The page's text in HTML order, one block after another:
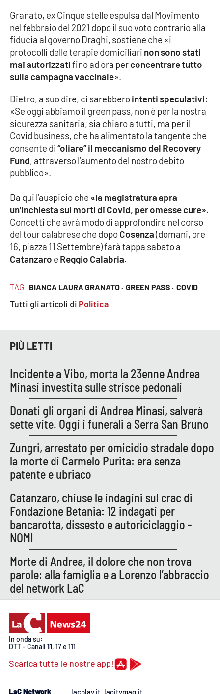
Good Morning Vietnam
Parchi Marini Calabria
Leggendo Alvaro insieme
Le perfidie di Antonella Grippo
Venti di comunicazione
STREAMING
LaC TV
LaC Network
LaC OnAir
EDIZIONI
LOCALI
Catanzaro
Reggio Calabria
Cosenza
Lamezia Terme
PROGETTI
SPECIALI
Buona Sanità Calabria
LA
CALABRIAVISIONE
Destinazioni
Eventi
Storie
TAG BIANCA LAURA GRANATO · GREEN PASS · COVID
Tutti gli articoli di Politica
Granato, ex Cinque stelle espulsa dal Movimento
nel febbraio del 2021 dopo il suo voto contrario alla
fiducia al governo Draghi, sostiene che «i
protocolli delle terapie domiciliari non sono stati
mai autorizzatifino ad ora perconcentrare tutto
sulla campagna vaccinale».
Dietro, a suo dire, ci sarebberointenti speculativi:
«Se oggi abbiamo il green pass, non è per la nostra
sicurezza sanitaria, sia chiaro a tutti, ma per il
Covid business, che ha alimentato la tangente che
consente di“oliare” il meccanismo del Recovery
Fund, attraverso l’aumento del nostro debito
pubblico».
Da qui l’auspicio che «la magistratura apra
un’inchiesta sui morti di Covid, per omesse cure».
Concetti che avrà modo di approfondire nel corso
del tour calabrese che dopoCosenza(domani, ore
16, piazza 11 Settembre) farà tappa sabato a
Catanzaro e Reggio Calabria.
PIÙ LETTI
Incidente a Vibo, morta la 23enne Andrea
Minasi investita sulle strisce pedonali
Donati gli organi di Andrea Minasi, salverà
sette vite. Oggi i funerali a Serra San Bruno
Zungri, arrestato per omicidio stradale dopo
la morte di Carmelo Purita: era senza
patente e ubriaco
Catanzaro, chiuse le indagini sul crac di
Fondazione Betania: 12 indagati per
bancarotta, dissesto e autoriciclaggio -
NOMI
Morte di Andrea, il dolore che non trova
parole: alla famiglia e a Lorenzo l’abbraccio
del network LaC
In onda su:
DTT - Canali 11, 17 e 111
Scarica tutte le nostre app!
LaC Network lacplay.it lacitymag.it